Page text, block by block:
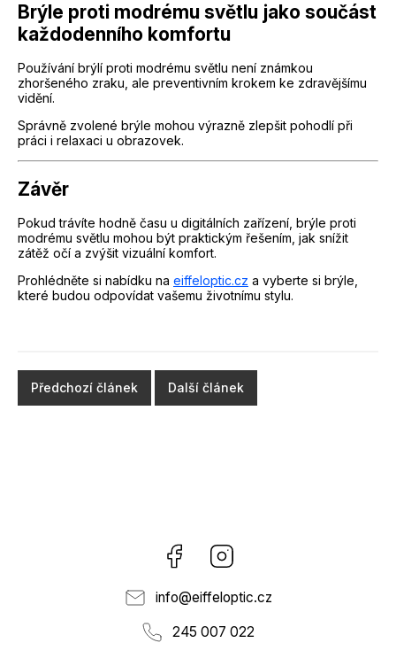
Brýle proti modrému světlu jako součást
každodenního komfortu
Používání brýlí proti modrému světlu není známkou
zhoršeného zraku, ale preventivním krokem ke zdravějšímu
vidění.
Správně zvolené brýle mohou výrazně zlepšit pohodlí při
práci i relaxaci u obrazovek.
Závěr
Pokud trávíte hodně času u digitálních zařízení, brýle proti
modrému světlu mohou být praktickým řešením, jak snížit
zátěž očí a zvýšit vizuální komfort.
Prohlédněte si nabídku na eiffeloptic.cz a vyberte si brýle,
které budou odpovídat vašemu životnímu stylu.
Předchozí článek Další článek
Facebook
info@eiffeloptic.cz
245 007 022